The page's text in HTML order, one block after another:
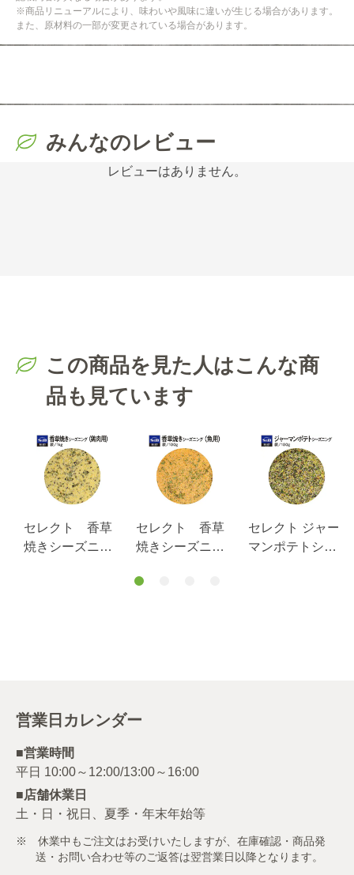
※商品リニューアルにより、味わいや風味に違いが生じる場合があります。
また、原材料の一部が変更されている場合があります。
みんなのレビュー
レビューはありません。
この商品を見た人はこんな商
品も見ています
セレクト 香草
焼きシーズニン
セレクト 香草
焼きシーズニン
０ｇ袋入り
セレクト ジャー
マンポテトシー
営業日カレンダー
■営業時間
■店舗休業日
土・日・祝日、夏季・年末年始等
※ 休業中もご注文はお受けいたしますが、在庫確認・商品発
送・お問い合わせ等のご返答は翌営業日以降となります。